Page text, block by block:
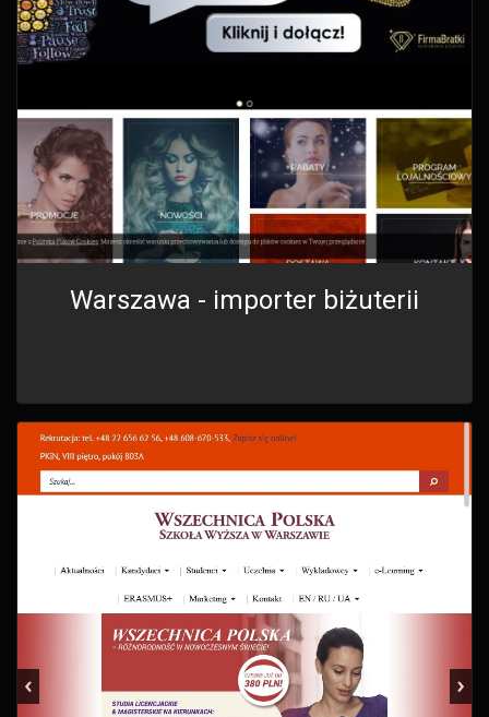
Warszawa - importer biżuterii